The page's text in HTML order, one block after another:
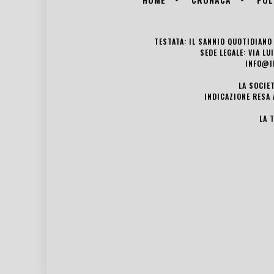
TESTATA: IL SANNIO
SEDE LEGALE: VIA
LA
INDICAZIONE RESA
LA